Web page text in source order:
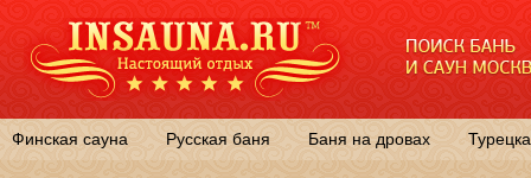
Финская сауна Русская баня Баня на дровах